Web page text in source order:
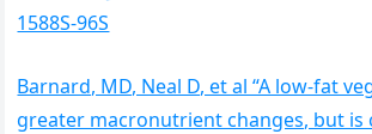
1588S-96S
Barnard, MD, Neal D, et al “A low-fat
greater macronutrient changes, but is